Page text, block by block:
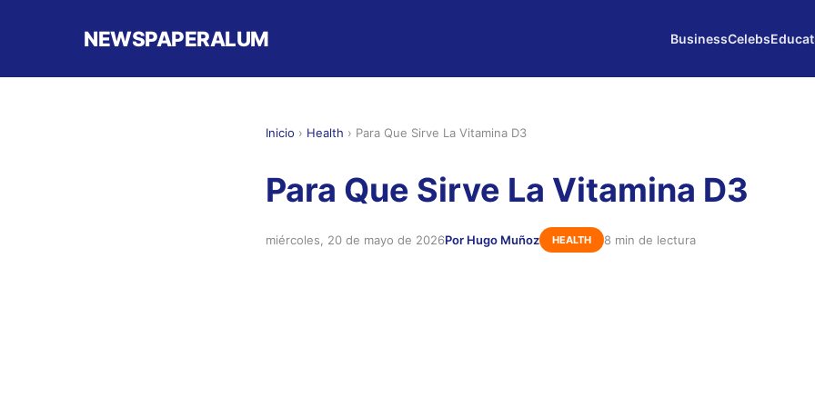
NEWSPAPERALUM BusinessCelebs
Inicio › Health › Para Que Sirve La Vitamina D3
Para Que Sirve La Vitamina D3
miércoles, 20 de mayo de 2026Por Hugo Muñoz HEALTH 8 min de lectura